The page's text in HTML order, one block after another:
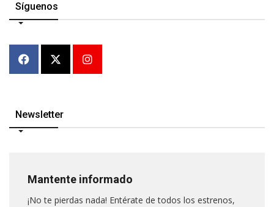
Síguenos
Newsletter
Mantente informado
¡No te pierdas nada! Entérate de todos los estrenos,